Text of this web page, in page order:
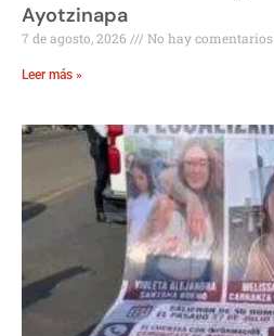
Ayotzinapa
7 de agosto, 2026 No hay comentarios
Leer más »